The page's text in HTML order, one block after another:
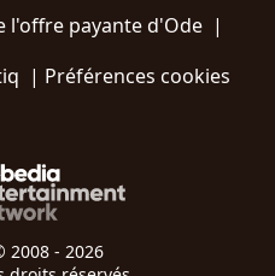
l'offre payante d'Ode |
| Préférences cookies
2008 - 2026